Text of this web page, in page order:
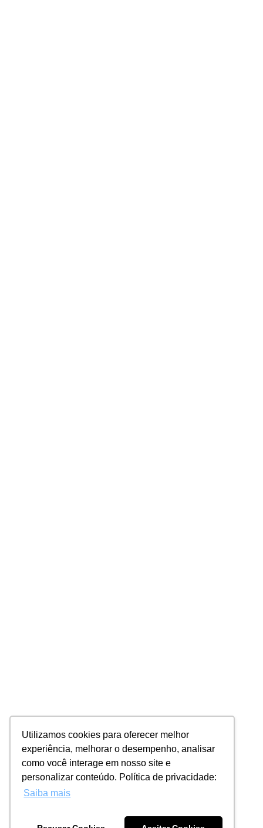
Utilizamos cookies para oferecer melhor
experiência, melhorar o desempenho, analisar
como você interage em nosso site e
personalizar conteúdo. Política de privacidade:
Saiba mais